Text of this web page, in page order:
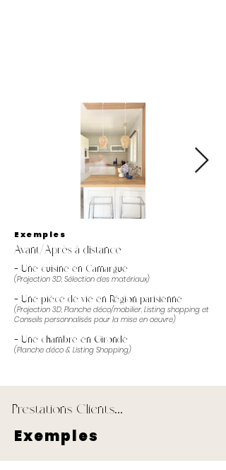
Exemples
Avant/Après à distance
- Une cuisine en Camargue
(Projection 3D, Sélection des matériaux)
- Une pièce de vie en Région parisienne
(Projection 3D, Planche déco/mobilier, Listing shopping et
Conseils personnalisés pour la mise en oeuvre)
- Une chambre en Gironde
(Planche déco & Listing Shopping)
Prestations Clients...
Exemples